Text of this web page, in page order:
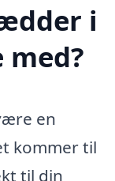
i
en
kommer til
til din